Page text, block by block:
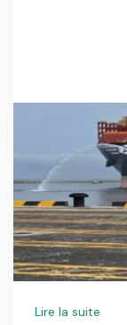
Lire la suite